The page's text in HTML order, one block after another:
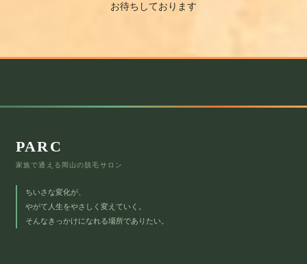
お待ちしております
PARC
家族で通える岡山の脱毛サロン
ちいさな変化が、
やがて人生をやさしく変えていく。
そんなきっかけになれる場所でありたい。